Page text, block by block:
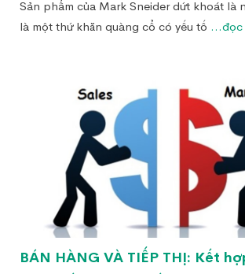
Sản phẩm của Mark Sneider dứt khoát là
là một thứ khăn quàng cổ có yếu tố
BÁN HÀNG VÀ TIẾP THỊ: Kết